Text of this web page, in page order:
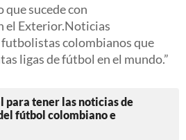
que sucede con
el Exterior.Noticias
futbolistas colombianos que
ligas de fútbol en el mundo.
para tener las noticias de
fútbol colombiano e